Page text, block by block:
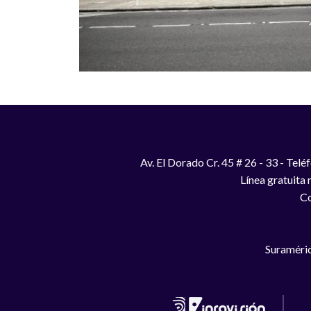
Av. El Dorado Cr. 45 # 26 - 33 -
Línea gratuita